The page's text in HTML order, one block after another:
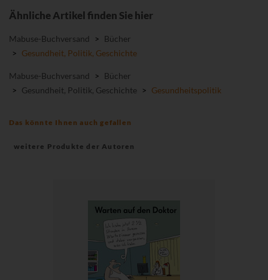
Ähnliche Artikel finden Sie hier
Mabuse-Buchversand > Bücher
> Gesundheit, Politik, Geschichte
Mabuse-Buchversand > Bücher
> Gesundheit, Politik, Geschichte > Gesundheitspolitik
Das könnte Ihnen auch gefallen
weitere Produkte der Autoren